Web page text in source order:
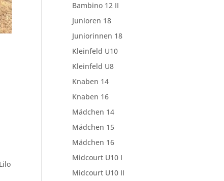
Bambino 12 II
Junioren 18
Juniorinnen 18
Kleinfeld U10
Kleinfeld U8
Knaben 14
Knaben 16
Mädchen 14
Mädchen 15
Mädchen 16
Midcourt U10 I
Midcourt U10 II